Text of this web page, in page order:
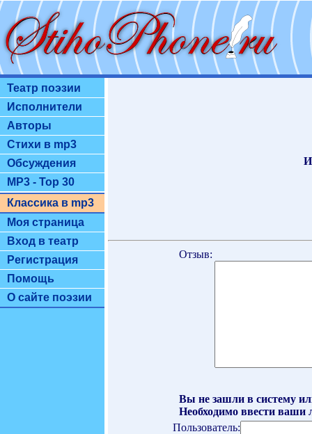
Театр поэзии
Исполнители
Авторы
Стихи в mp3
Обсуждения
MP3 - Top 30
Классика в mp3
Моя страница
Вход в театр
Регистрация
Помощь
О сайте поэзии
Отзыв:
Вы не зашли в систему
Необходимо ввести ваши
Пользователь: